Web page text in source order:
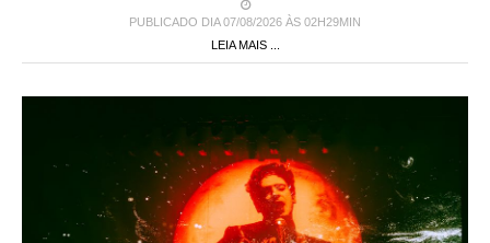
PUBLICADO DIA 07/08/2026 ÀS 02H29MIN
LEIA MAIS ...